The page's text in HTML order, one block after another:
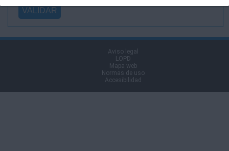
Aviso legal
LOPD
Mapa web
Normas de uso
Accesibilidad